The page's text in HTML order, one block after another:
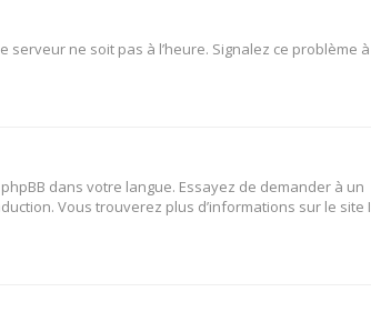
ne soit pas à l’heure. Signalez ce problème
dans votre langue. Essayez de demander à un
Vous trouverez plus d’informations sur le site